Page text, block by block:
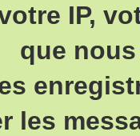
IP,
que
les